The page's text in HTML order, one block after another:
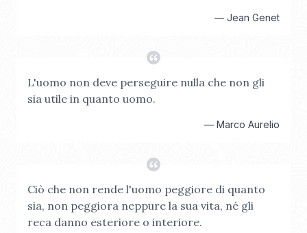
— Jean Genet
L'uomo non deve perseguire nulla che non gli
sia utile in quanto uomo.
— Marco Aurelio
Ciò che non rende l'uomo peggiore di quanto
sia, non peggiora neppure la sua vita, né gli
reca danno esteriore o interiore.